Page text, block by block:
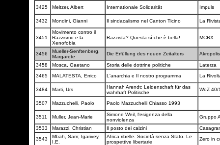
3425
Meltzer, Albert Internationale Solidarität Impuls
3432 Mondini, Gianni Il sindacalismo nel Canton Ticino La
3451
Movimento contro il
Razzismo e la
Xenofobia
Razzista? Questa sì che è bella! MCRX
3456
Mueller-Senftenberg,
Margarete
Die Erfüllung des neuen Zeitalters
3458 Mosca, Gaetano Storia delle dottrine politiche
Laterza
3465
MALATESTA, Errico L'anarchia e Il nostro programma La
3484 Marti, Urs
Hannah Arendt: Leidenschaft für das
wahrhaft Politische
WoZ
3507 Mazzuchelli, Paolo Paolo Mazzuchelli Chiasso 1993
3511 Muller, Jean-Marie
Simone Weil, l'esigenza della
nonviolenza
Gruppo
3533 Marazzi, Christian Il posto dei calzini
3543
Mbah, Sam; Igarivey,
I.E.
Africa ribelle. Società senza Stato. Le
prospettive libertarie
Zero in